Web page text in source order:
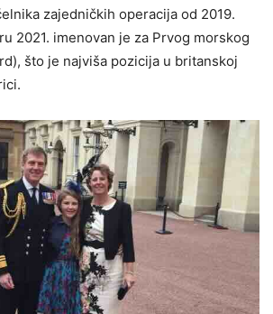
zajedničkih operacija od 2019.
2021. imenovan je za Prvog morskog
što je najviša pozicija u britanskoj